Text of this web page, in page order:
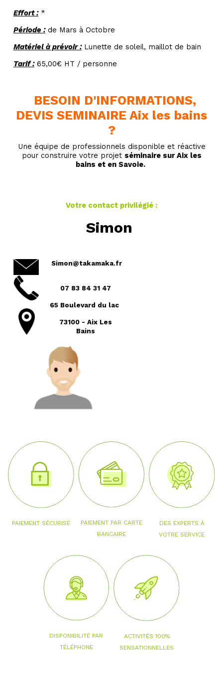
Effort :*
Période :de Mars à Octobre
Matériel à prévoir :Lunette de soleil, maillot de bain
Tarif :65,00€ HT / personne
BESOIN D'INFORMATIONS,
DEVIS SEMINAIRE Aix les bains
?
Une équipe de professionnels disponible et réactive
pour construire votre projet séminaire sur Aix les
bains et en Savoie.
Votre contact privilégié :
Simon
Simon@takamaka.fr
07 83 84 31 47
65 Boulevard du lac
73100 - Aix Les
Bains
PAIEMENT SÉCURISÉ
PAIEMENT PAR CARTE
BANCAIRE
DES EXPERTS À
VOTRE SERVICE
DISPONIBILITÉ PAR
TÉLÉPHONE
ACTIVITÉS 100%
SENSATIONNELLES